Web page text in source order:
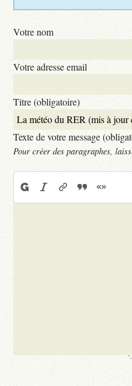
Votre nom
Votre adresse email
Titre (obligatoire)
Texte de votre message
Pour créer des paragraphes,